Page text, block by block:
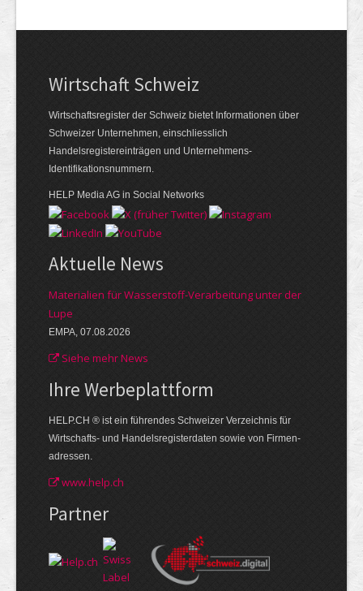
Wirtschaft Schweiz
Wirtschaftsregister der Schweiz bietet Informationen über
Schweizer Unternehmen, einschliesslich
Handelsregistereinträgen und Unternehmens-
Identifikationsnummern.
HELP Media AG in Social Networks
Aktuelle News
Materialien für Wasserstoff-Verarbeitung unter der
Lupe
EMPA, 07.08.2026
Siehe mehr News
Ihre Werbe­plattform
HELP.CH ® ist ein führendes Schweizer Verzeichnis für
Wirtschafts- und Handelsregisterdaten sowie von Firmen­
adressen.
www.help.ch
Partner